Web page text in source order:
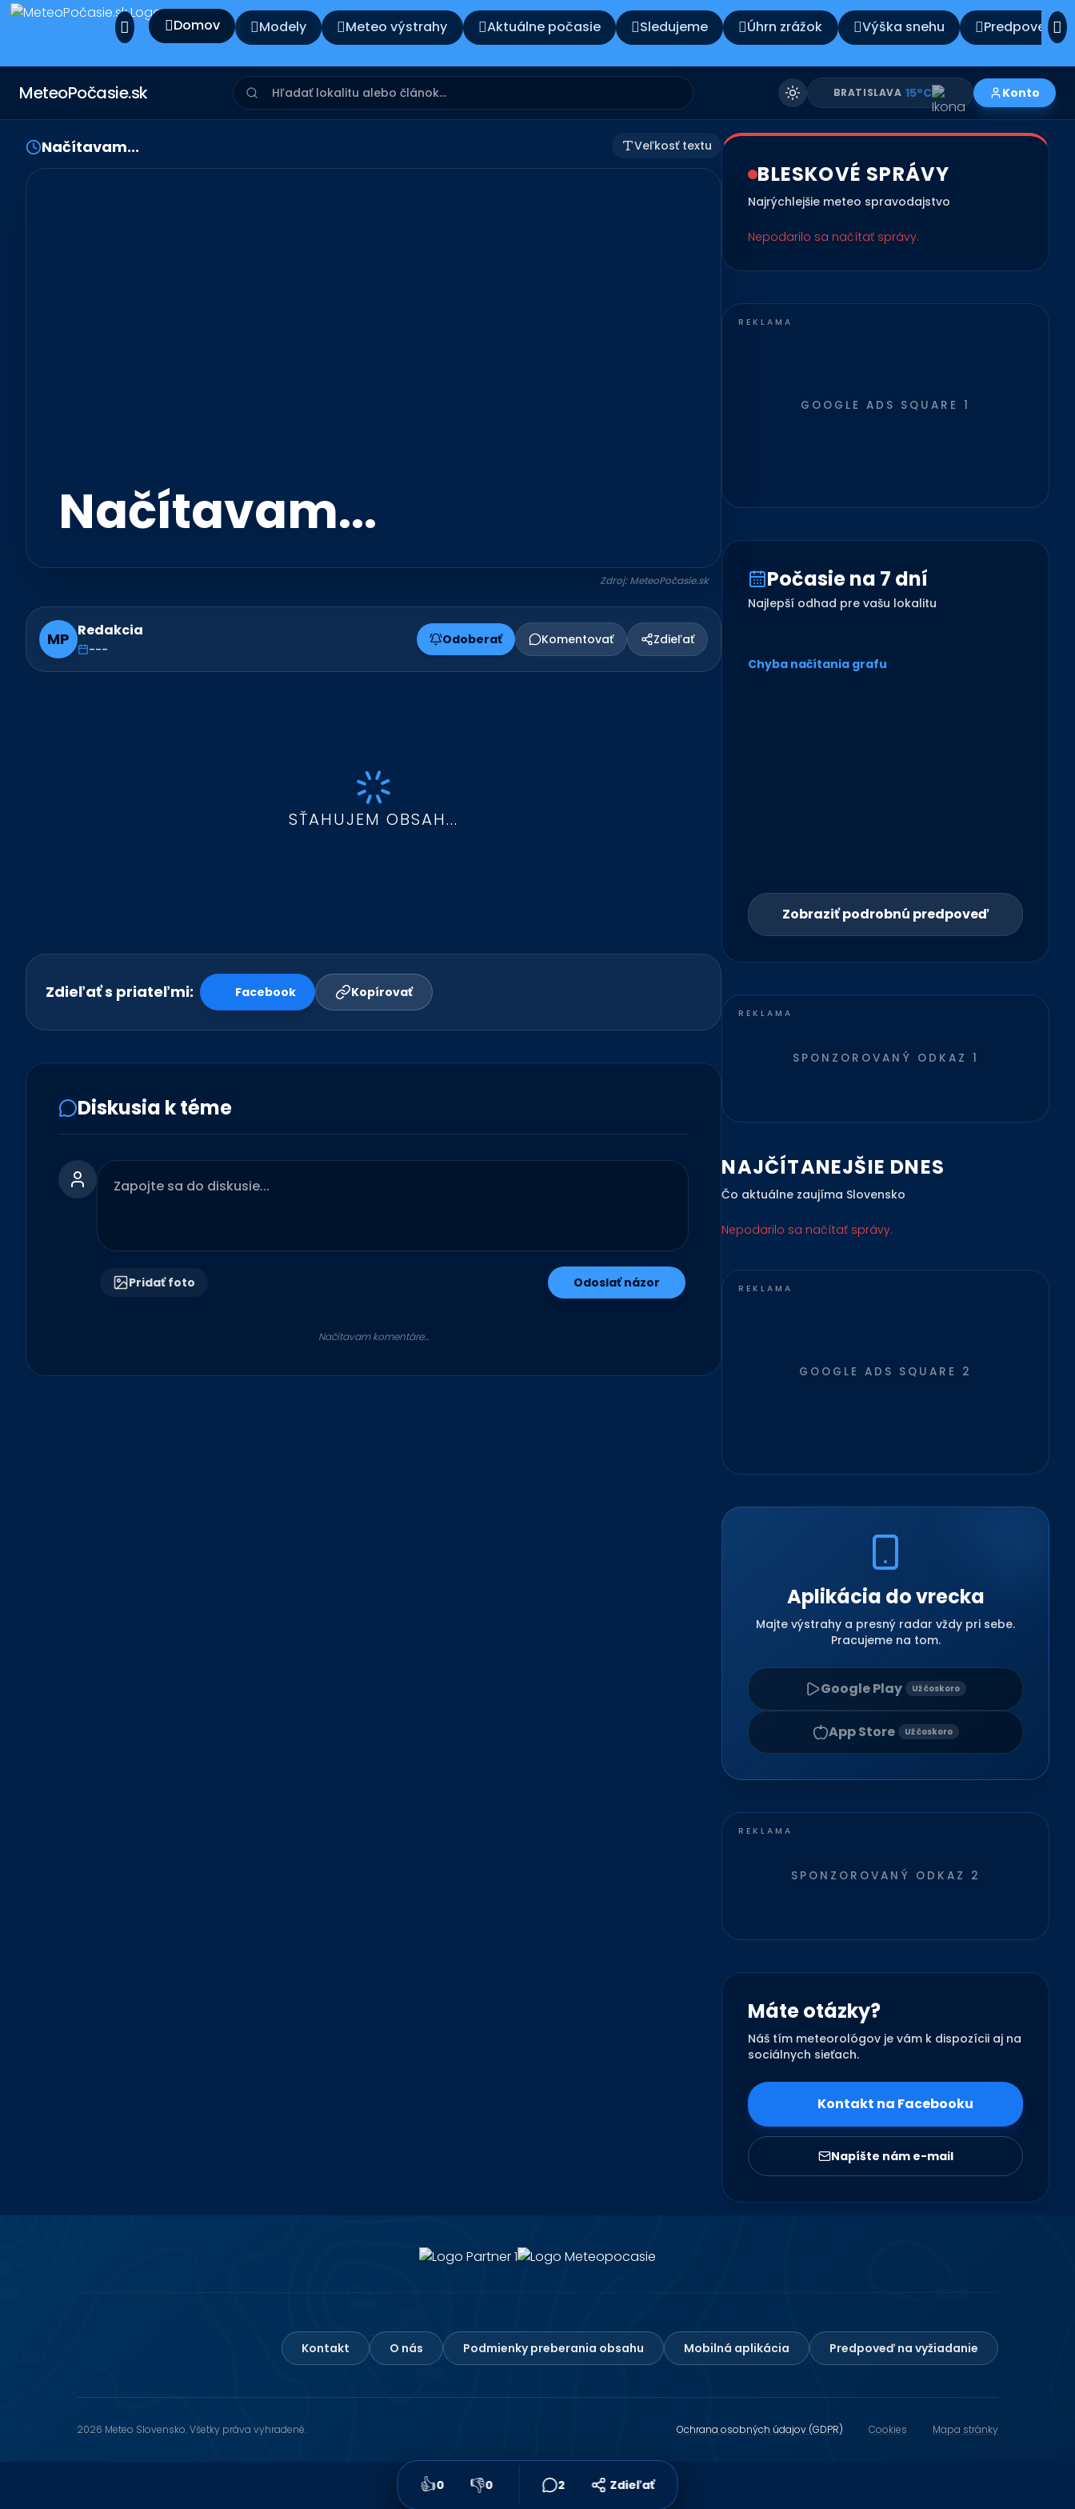
Domov Modely Meteo výstrahy Aktuálne počasie Sledujeme Úhrn zrážok Výška snehu Predpoveď
MeteoPočasie.sk KOŠICE 11°C Konto
Načítavam... Veľkosť textu
Načítavam...
Zdroj: MeteoPočasie.sk
MP Redakcia
---
Odoberať Komentovať Zdieľať
SŤAHUJEM OBSAH...
Zdieľať s priateľmi: Facebook Kopírovať
Diskusia k téme
Pridať foto Odoslať názor
Načítavam komentáre...
BLESKOVÉ SPRÁVY
Najrýchlejšie meteo spravodajstvo
Nepodarilo sa načítať správy.
GOOGLE ADS SQUARE 1
Počasie na 7 dní
Najlepší odhad pre vašu lokalitu
Chyba načítania grafu
Zobraziť podrobnú predpoveď
SPONZOROVANÝ ODKAZ 1
NAJČÍTANEJŠIE DNES
Čo aktuálne zaujíma Slovensko
Nepodarilo sa načítať správy.
GOOGLE ADS SQUARE 2
Aplikácia do vrecka
Majte výstrahy a presný radar vždy pri sebe.
Pracujeme na tom.
Google Play Už čoskoro
App Store Už čoskoro
SPONZOROVANÝ ODKAZ 2
Máte otázky?
Náš tím meteorológov je vám k dispozícii aj na
sociálnych sieťach.
Kontakt na Facebooku
Napíšte nám e-mail
👍0 👎0 2 Zdieľať
Kontakt O nás Podmienky preberania obsahu Mobilná aplikácia Predpoveď na vyžiadanie
2026 Meteo Slovensko. Všetky práva vyhradené. Ochrana osobných údajov (GDPR) Cookies Mapa stránky